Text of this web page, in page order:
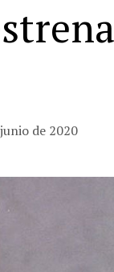
de 2020